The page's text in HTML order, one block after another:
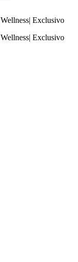
Wellness| Exclusivo
Wellness| Exclusivo